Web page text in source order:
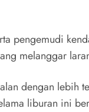
pengemudi
melanggar
dengan lebih
liburan ini